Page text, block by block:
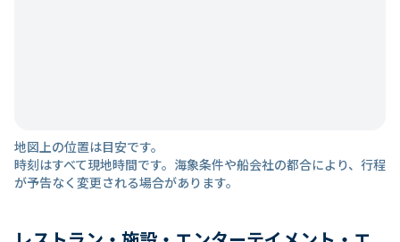
地図上の位置は目安です。
時刻はすべて現地時間です。海象条件や船会社の都合により、行程
が予告なく変更される場合があります。